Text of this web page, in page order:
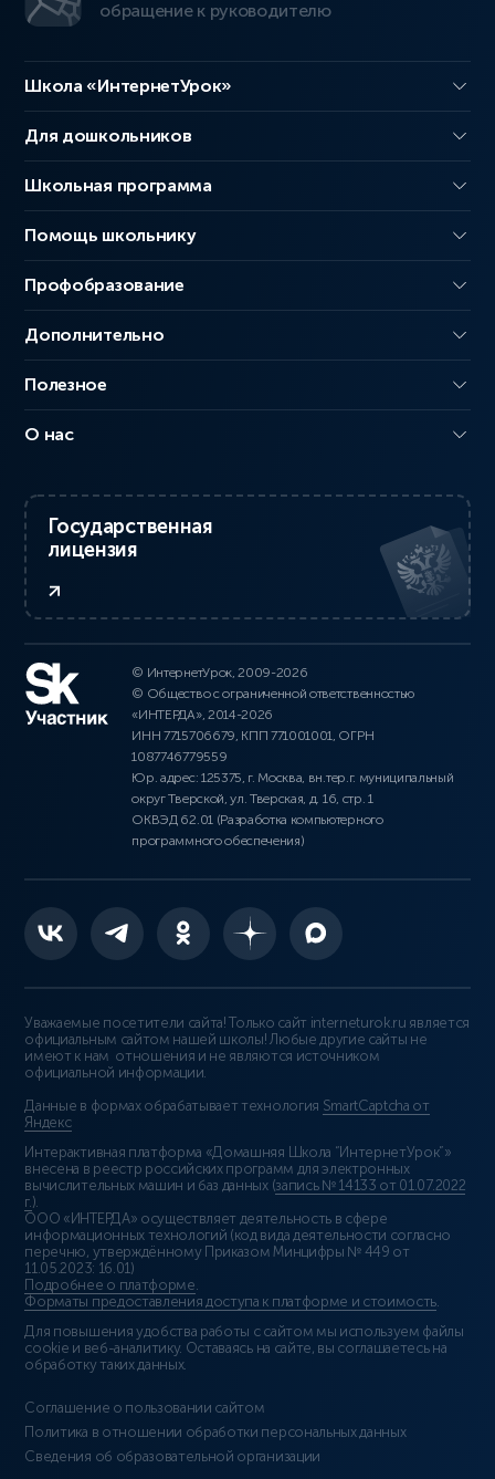
обращение к руководителю
Школа «ИнтернетУрок»
Для дошкольников
Школьная программа
Помощь школьнику
Профобразование
Дополнительно
Полезное
О нас
Государственная
лицензия
© ИнтернетУрок, 2009-2026
© Общество с ограниченной ответственностью
«ИНТЕРДА», 2014-2026
ИНН 7715706679, КПП 771001001, ОГРН
1087746779559
Юр. адрес: 125375, г. Москва, вн.тер.г. муниципальный
округ Тверской, ул. Тверская, д. 16, стр. 1
ОКВЭД 62.01 (Разработка компьютерного
программного обеспечения)
Уважаемые посетители сайта! Только сайт interneturok.ru является
официальным сайтом нашей школы! Любые другие сайты не
имеют к нам отношения и не являются источником
официальной информации.
Данные в формах обрабатывает технология SmartCaptcha от
Яндекс
Интерактивная платформа «Домашняя Школа “ИнтернетУрок”»
внесена в реестр российских программ для электронных
вычислительных машин и баз данных (запись № 14133 от 01.07.2022
г.).
ООО «ИНТЕРДА» осуществляет деятельность в сфере
информационных технологий (код вида деятельности согласно
перечню, утверждённому Приказом Минцифры № 449 от
11.05.2023: 16.01)
Подробнее о платформе.
Форматы предоставления доступа к платформе и стоимость.
Для повышения удобства работы с сайтом мы используем файлы
cookie и веб-аналитику. Оставаясь на сайте, вы соглашаетесь на
обработку таких данных.
Соглашение о пользовании сайтом
Политика в отношении обработки персональных данных
Сведения об образовательной организации